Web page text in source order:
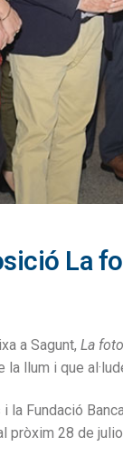
La
a Sagunt, La
llum i que
la Fundació
pròxim 28 de